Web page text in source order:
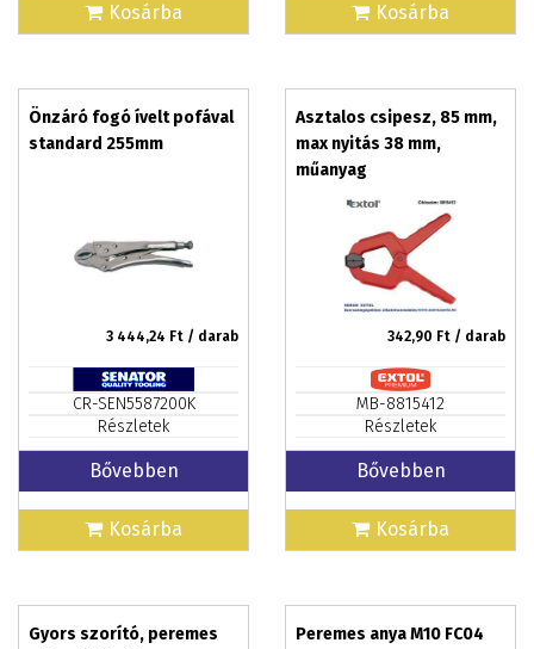
Kosárba Kosárba
Önzáró fogó ívelt pofával
standard 255mm
3 444,24 Ft / darab
CR-SEN5587200K
Részletek
Bővebben
Kosárba
Asztalos csipesz, 85 mm,
max nyitás 38 mm,
műanyag
342,90 Ft / darab
MB-8815412
Részletek
Bővebben
Kosárba
Gyors szorító, peremes
Peremes anya M10 FC04